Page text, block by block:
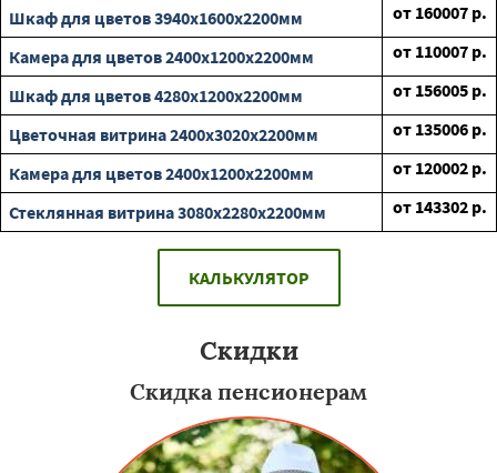
Шкаф для цветов 3940х1600х2200мм
от 160007 р.
Камера для цветов 2400х1200х2200мм
от 110007 р.
Шкаф для цветов 4280х1200х2200мм
от 156005 р.
Цветочная витрина 2400х3020х2200мм
от 135006 р.
Камера для цветов 2400х1200х2200мм
от 120002 р.
Стеклянная витрина 3080х2280х2200мм
от 143302 р.
КАЛЬКУЛЯТОР
Скидки
Скидка пенсионерам